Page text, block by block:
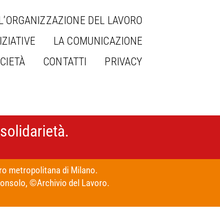
DEL LAVORO
LA COMUNICAZIONE
CONTATTI PRIVACY
metropolitana di Milano.
©Archivio del Lavoro.